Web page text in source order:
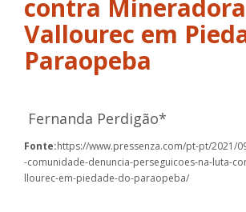
contra Mineradora
Vallourec em
Paraopeba
Fernanda Perdigão*
Fonte:https://www.pressenza.com/pt-pt/2021/
-comunidade-denuncia-perseguicoes-na-luta-
llourec-em-piedade-do-paraopeba/